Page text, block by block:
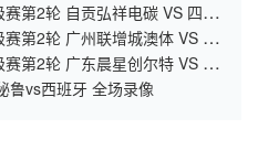
第2轮 自贡弘祥电碳 VS 四川
第2轮 广州联增城澳体 VS 广
第2轮 广东晨星创尔特 VS 泰
鲁vs西班牙 全场录像